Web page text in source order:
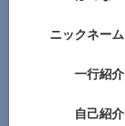
ニックネーム
一行紹介
自己紹介